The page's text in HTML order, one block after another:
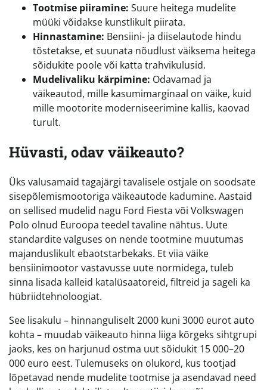
Tootmise piiramine: Suure heitega mudelite
müüki võidakse kunstlikult piirata.
Hinnastamine: Bensiini- ja diiselautode hindu
tõstetakse, et suunata nõudlust väiksema heitega
sõidukite poole või katta trahvikulusid.
Mudelivaliku kärpimine: Odavamad ja
väikeautod, mille kasumimarginaal on väike, kuid
mille mootorite moderniseerimine kallis, kaovad
turult.
Hüvasti, odav väikeauto?
Üks valusamaid tagajärgi tavalisele ostjale on soodsate
sisepõlemismootoriga väikeautode kadumine. Aastaid
on sellised mudelid nagu Ford Fiesta või Volkswagen
Polo olnud Euroopa teedel tavaline nähtus. Uute
standardite valguses on nende tootmine muutumas
majanduslikult ebaotstarbekaks. Et viia väike
bensiinimootor vastavusse uute normidega, tuleb
sinna lisada kalleid katalüsaatoreid, filtreid ja sageli ka
hübriidtehnoloogiat.
See lisakulu – hinnanguliselt 2000 kuni 3000 eurot auto
kohta – muudab väikeauto hinna liiga kõrgeks sihtgrupi
jaoks, kes on harjunud ostma uut sõidukit 15 000–20
000 euro eest. Tulemuseks on olukord, kus tootjad
lõpetavad nende mudelite tootmise ja asendavad need